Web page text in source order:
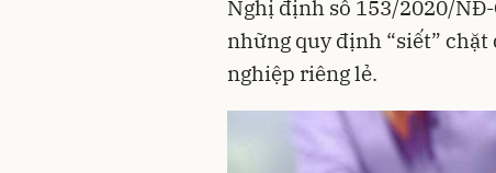
Nghị định số 153/2020/
những quy định “siết”
nghiệp riêng lẻ.